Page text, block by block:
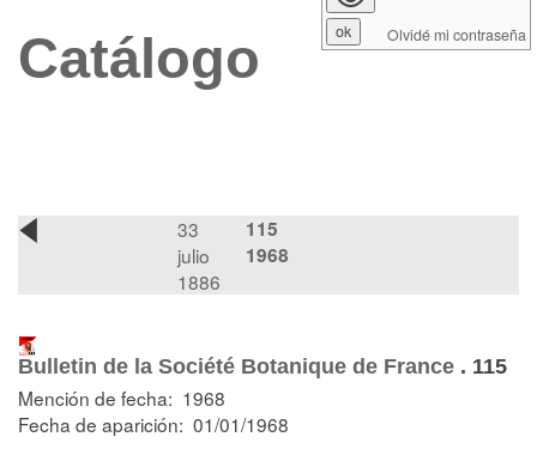
Catálogo
33
julio
1886
115
1968
Bulletin de la Société Botanique de France . 115
Mención de fecha: 1968
Fecha de aparición: 01/01/1968
Olvidé mi contraseña